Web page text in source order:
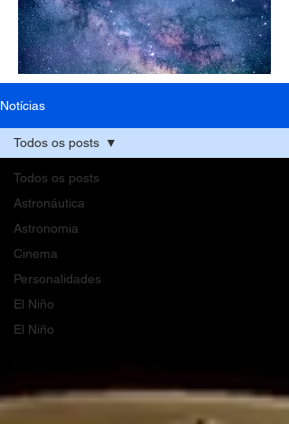
Notícias
Todos os posts
Astronáutica
Astronomia
Cinema
Personalidades
El Niño
El Niño
Todos os posts